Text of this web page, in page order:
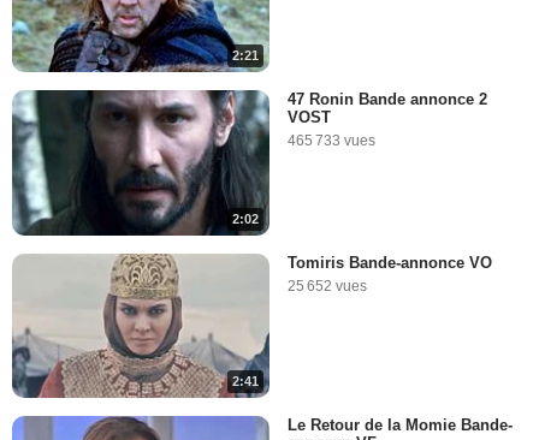
2:21
2:02
47 Ronin Bande annonce 2
VOST
465 733 vues
2:41
Tomiris Bande-annonce VO
25 652 vues
Le Retour de la Momie Bande-